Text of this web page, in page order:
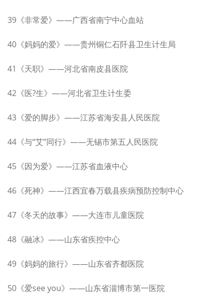
39《非常爱》——广西省南宁中心血站
40《妈妈的爱》——贵州铜仁石阡县卫生计生局
41《天职》——河北省南皮县医院
42《医?生》——河北省卫生计生委
43《爱的脚步》——江苏省海安县人民医院
44《与“艾”同行》——无锡市第五人民医院
45《因为爱》——江苏省血液中心
46《死神》——江西宜春万载县疾病预防控制中心
47《冬天的故事》——大连市儿童医院
48《融冰》——山东省疾控中心
49《妈妈的旅行》——山东省齐都医院
50《爱see you》——山东省淄博市第一医院